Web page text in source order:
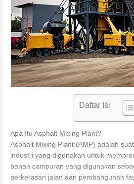
Daftar Isi
Apa Itu Asphalt Mixing Plant?
Asphalt Mixing Plant (AMP) adalah
industri yang digunakan untuk
bahan campuran yang digunakan
perkerasan jalan dan pembangunan